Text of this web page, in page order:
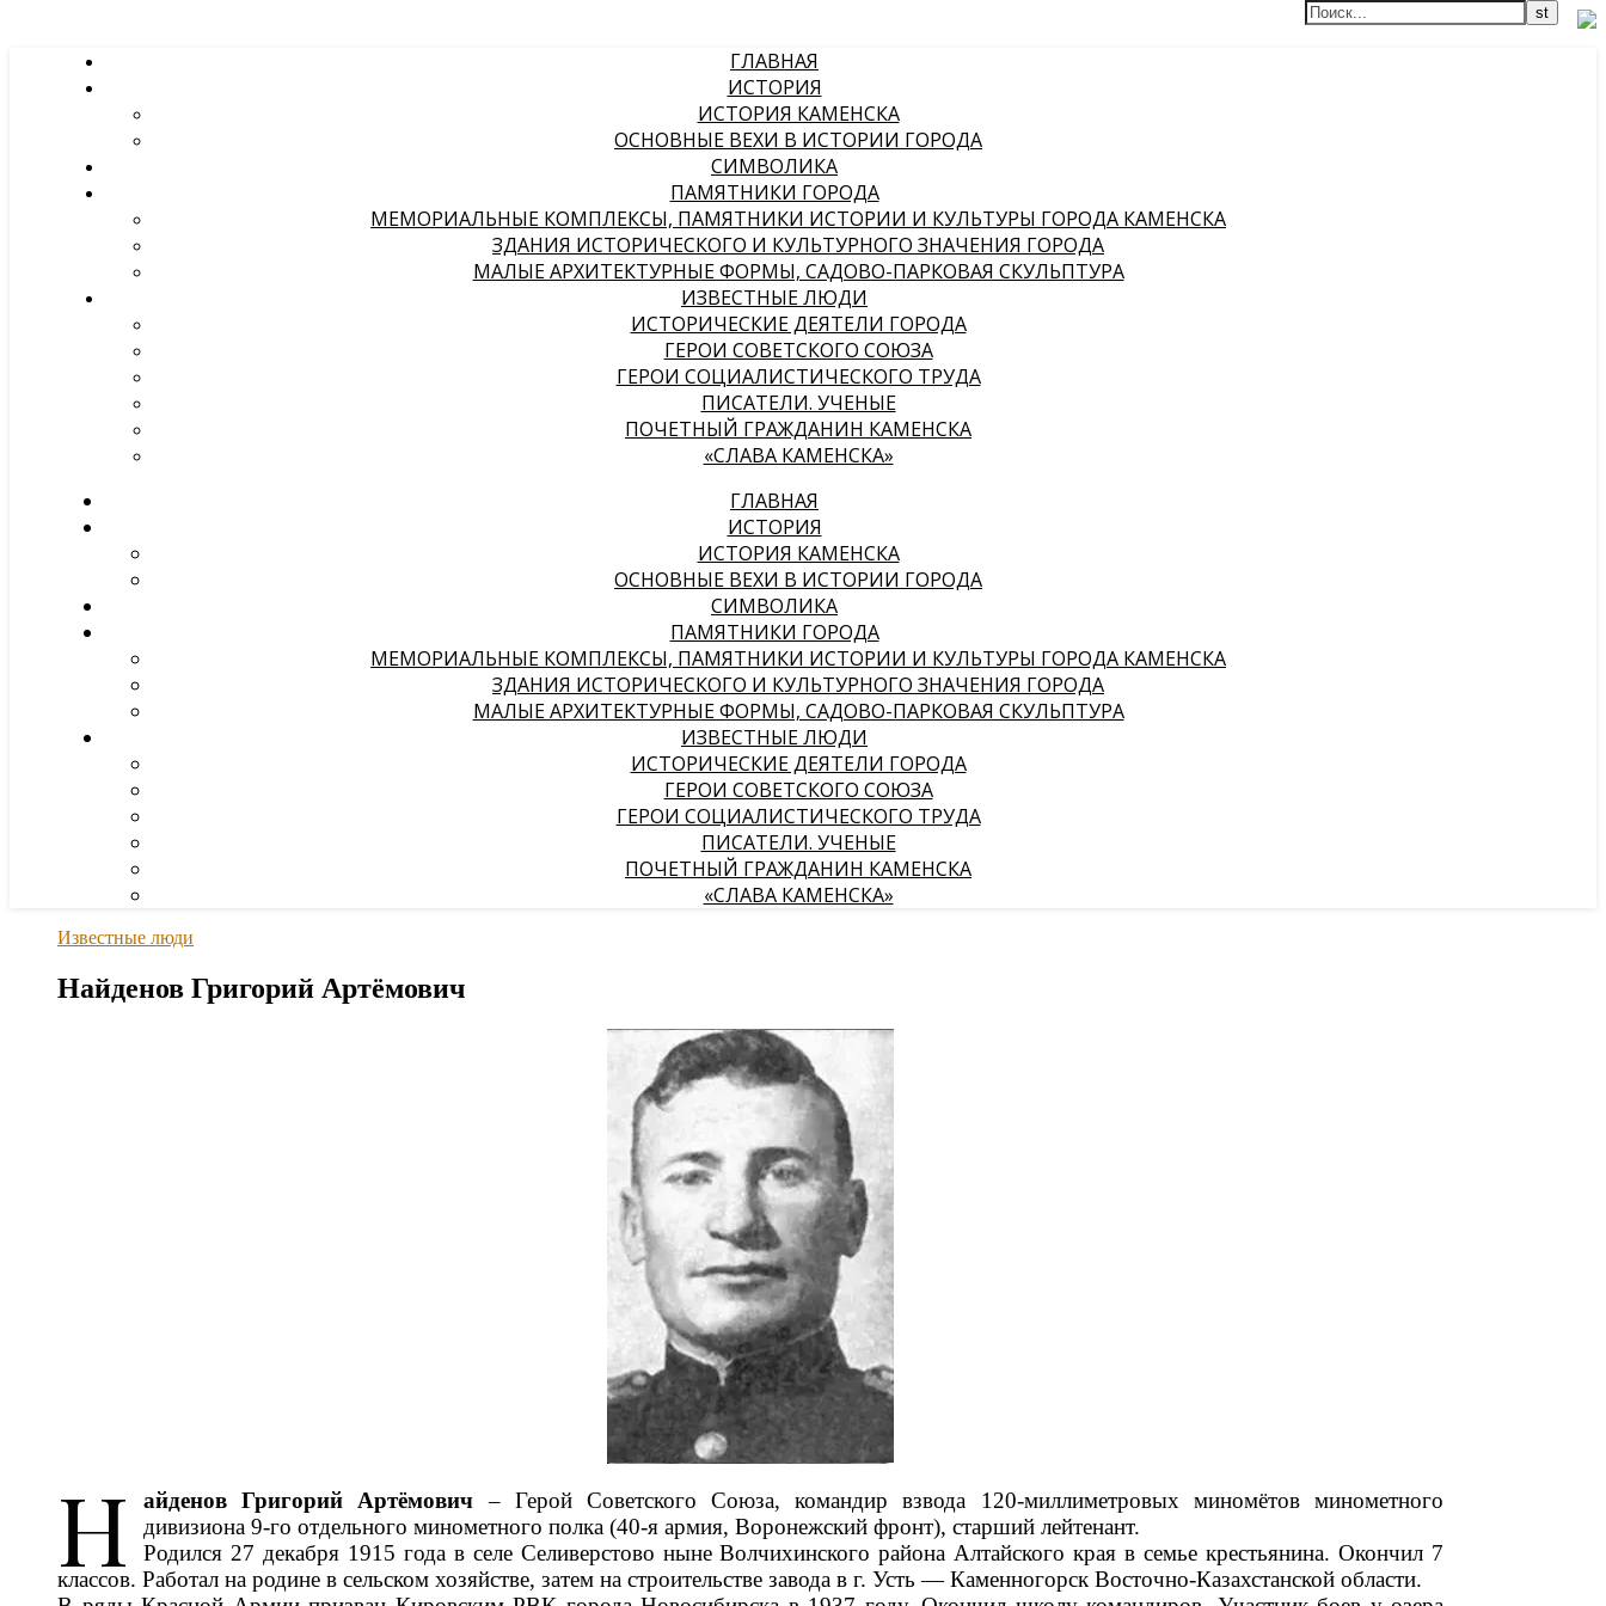
ГЛАВНАЯ
ИСТОРИЯ
ИСТОРИЯ КАМЕНСКА
ОСНОВНЫЕ ВЕХИ В ИСТОРИИ ГОРОДА
СИМВОЛИКА
ПАМЯТНИКИ ГОРОДА
МЕМОРИАЛЬНЫЕ КОМПЛЕКСЫ, ПАМЯТНИКИ ИСТОРИИ И КУЛЬТУРЫ ГОРОДА КАМЕНСКА
ЗДАНИЯ ИСТОРИЧЕСКОГО И КУЛЬТУРНОГО ЗНАЧЕНИЯ ГОРОДА
МАЛЫЕ АРХИТЕКТУРНЫЕ ФОРМЫ, САДОВО-ПАРКОВАЯ СКУЛЬПТУРА
ИЗВЕСТНЫЕ ЛЮДИ
ИСТОРИЧЕСКИЕ ДЕЯТЕЛИ ГОРОДА
ГЕРОИ СОВЕТСКОГО СОЮЗА
ГЕРОИ СОЦИАЛИСТИЧЕСКОГО ТРУДА
ПИСАТЕЛИ. УЧЕНЫЕ
ПОЧЕТНЫЙ ГРАЖДАНИН КАМЕНСКА
«СЛАВА КАМЕНСКА»
ГЛАВНАЯ
ИСТОРИЯ
ИСТОРИЯ КАМЕНСКА
ОСНОВНЫЕ ВЕХИ В ИСТОРИИ ГОРОДА
СИМВОЛИКА
ПАМЯТНИКИ ГОРОДА
МЕМОРИАЛЬНЫЕ КОМПЛЕКСЫ, ПАМЯТНИКИ ИСТОРИИ И КУЛЬТУРЫ ГОРОДА КАМЕНСКА
ЗДАНИЯ ИСТОРИЧЕСКОГО И КУЛЬТУРНОГО ЗНАЧЕНИЯ ГОРОДА
МАЛЫЕ АРХИТЕКТУРНЫЕ ФОРМЫ, САДОВО-ПАРКОВАЯ СКУЛЬПТУРА
ИЗВЕСТНЫЕ ЛЮДИ
ИСТОРИЧЕСКИЕ ДЕЯТЕЛИ ГОРОДА
ГЕРОИ СОВЕТСКОГО СОЮЗА
ГЕРОИ СОЦИАЛИСТИЧЕСКОГО ТРУДА
ПИСАТЕЛИ. УЧЕНЫЕ
ПОЧЕТНЫЙ ГРАЖДАНИН КАМЕНСКА
«СЛАВА КАМЕНСКА»
Известные люди
Найденов Григорий Артёмович
Н айденов Григорий Артёмович – Герой Советского Союза, командир взвода 120-миллиметровых миномётов минометного
дивизиона 9-го отдельного минометного полка (40-я армия, Воронежский фронт), старший лейтенант.
Родился 27 декабря 1915 года в селе Селиверстово ныне Волчихинского района Алтайского края в семье крестьянина. Окончил 7
классов. Работал на родине в сельском хозяйстве, затем на строительстве завода в г. Усть — Каменногорск Восточно-Казахстанской области.